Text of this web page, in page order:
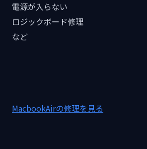
電源が入らない
ロジックボード修理
など
MacbookAirの修理を見る